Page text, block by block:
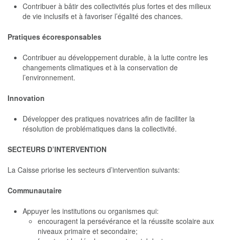
Contribuer à bâtir des collectivités plus fortes et des milieux
de vie inclusifs et à favoriser l’égalité des chances.
Pratiques écoresponsables
Contribuer au développement durable, à la lutte contre les
changements climatiques et à la conservation de
l’environnement.
Innovation
Développer des pratiques novatrices afin de faciliter la
résolution de problématiques dans la collectivité.
SECTEURS D’INTERVENTION
La Caisse priorise les secteurs d’intervention suivants:
Communautaire
Appuyer les institutions ou organismes qui:
encouragent la persévérance et la réussite scolaire aux
niveaux primaire et secondaire;